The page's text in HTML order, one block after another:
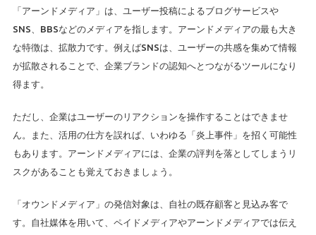
「アーンドメディア」は、ユーザー投稿によるブログサービスや
SNS、BBSなどのメディアを指します。アーンドメディアの最も大き
な特徴は、拡散力です。例えばSNSは、ユーザーの共感を集めて情報
が拡散されることで、企業ブランドの認知へとつながるツールになり
得ます。
ただし、企業はユーザーのリアクションを操作することはできませ
ん。また、活用の仕方を誤れば、いわゆる「炎上事件」を招く可能性
もあります。アーンドメディアには、企業の評判を落としてしまうリ
スクがあることも覚えておきましょう。
「オウンドメディア」の発信対象は、自社の既存顧客と見込み客で
す。自社媒体を用いて、ペイドメディアやアーンドメディアでは伝え